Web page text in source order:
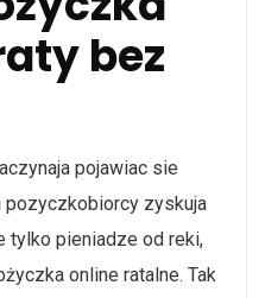
bez
pojawiac sie
pozyczkobiorcy zyskuja
tylko pieniadze od reki,
online ratalne. Tak